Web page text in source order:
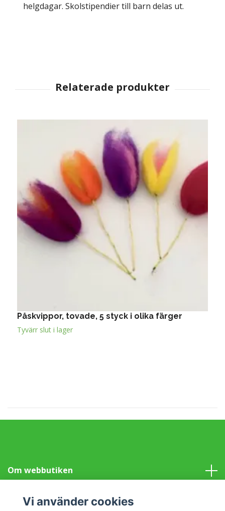
helgdagar. Skolstipendier till barn delas ut.
Påskvippor, tovade, 5 styck i olika färger
Tyvärr slut i lager
Om webbutiken
Information
Vi använder cookies